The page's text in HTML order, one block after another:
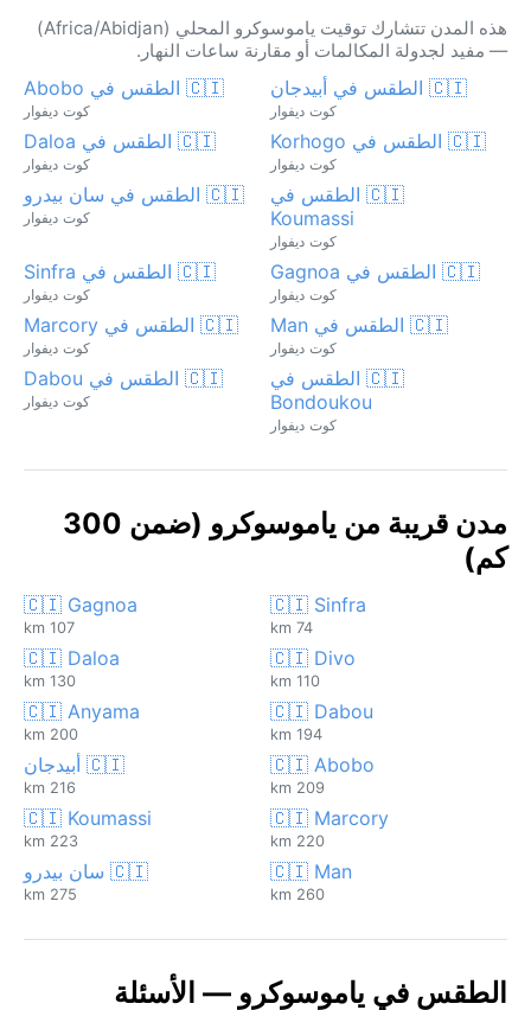
هذه المدن تتشارك توقيت ياموسوكرو المحلي (Africa/Abidjan)
— مفيد لجدولة المكالمات أو مقارنة ساعات النهار.
🇨🇮 الطقس في أبيدجان
كوت ديفوار
🇨🇮 الطقس في Abobo
كوت ديفوار
🇨🇮 الطقس في Korhogo
كوت ديفوار
🇨🇮 الطقس في Daloa
كوت ديفوار
🇨🇮 الطقس في
Koumassi
كوت ديفوار
🇨🇮 الطقس في سان بيدرو
كوت ديفوار
🇨🇮 الطقس في Gagnoa
كوت ديفوار
🇨🇮 الطقس في Sinfra
كوت ديفوار
🇨🇮 الطقس في Man
كوت ديفوار
🇨🇮 الطقس في Marcory
كوت ديفوار
🇨🇮 الطقس في
Bondoukou
كوت ديفوار
🇨🇮 الطقس في Dabou
كوت ديفوار
مدن قريبة من ياموسوكرو (ضمن 300
كم)
🇨🇮 Sinfra
74 km
🇨🇮 Gagnoa
107 km
🇨🇮 Divo
110 km
🇨🇮 Daloa
130 km
🇨🇮 Dabou
194 km
🇨🇮 Anyama
200 km
🇨🇮 Abobo
209 km
🇨🇮 أبيدجان
216 km
🇨🇮 Marcory
220 km
🇨🇮 Koumassi
223 km
🇨🇮 Man
260 km
🇨🇮 سان بيدرو
275 km
الطقس في ياموسوكرو — الأسئلة